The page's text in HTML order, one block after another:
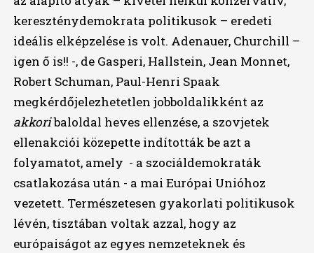
kereszténydemokrata politikusok – eredeti
ideális elképzelése is volt. Adenauer, Churchill –
igen ő is!! -, de Gasperi, Hallstein, Jean Monnet,
Robert Schuman, Paul-Henri Spaak
megkérdőjelezhetetlen jobboldalikként az
akkoribaloldal heves ellenzése, a szovjetek
ellenakciói közepette indították be azt a
folyamatot, amely - a szociáldemokraták
csatlakozása után - a mai Európai Unióhoz
vezetett. Természetesen gyakorlati politikusok
lévén, tisztában voltak azzal, hogy az
európaiságot az egyes nemzeteknek és